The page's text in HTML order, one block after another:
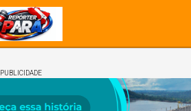
PUBLICIDADE